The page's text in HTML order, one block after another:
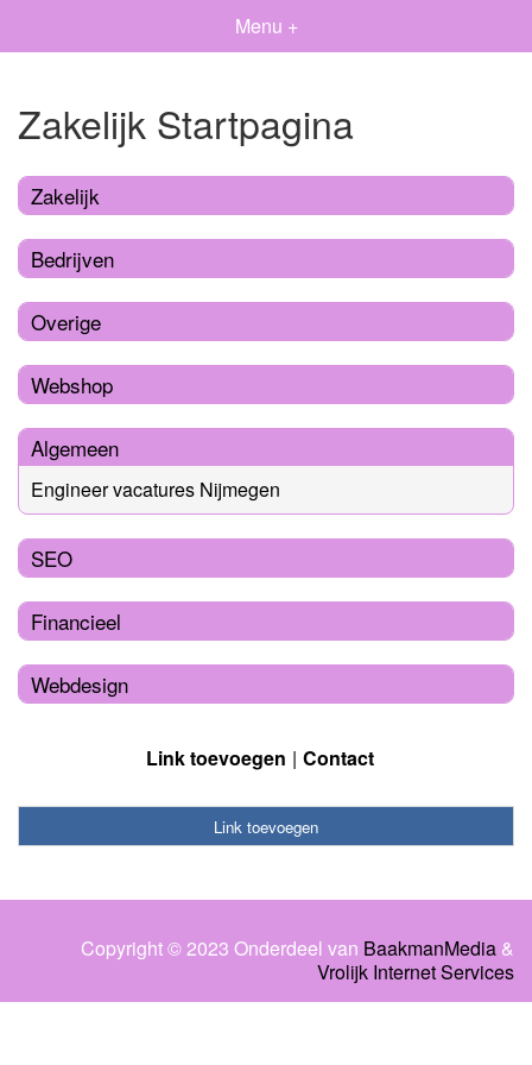
Menu +
Zakelijk Startpagina
Zakelijk
Bedrijven
Overige
Webshop
Algemeen
Engineer vacatures Nijmegen
SEO
Financieel
Webdesign
Link toevoegen Contact
Link toevoegen
Copyright © 2023 Onderdeel van BaakmanMedia &
Vrolijk Internet Services